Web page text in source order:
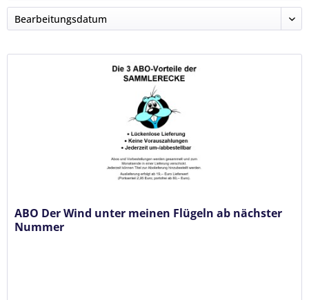
ABO Der Wind unter meinen Flügeln ab nächster
Nummer